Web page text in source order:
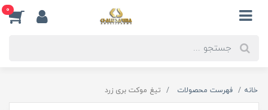
0
خانه فهرست محصولات تیغ موکت بری زرد